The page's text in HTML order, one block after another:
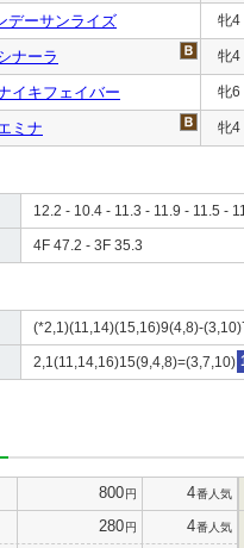
デーサンライズ 牝4
ナーラ 牝4
イキフェイバー 牝6
ミナ 牝4
12.2 - 10.4 - 11.3 - 11.9 - 11.5 -
4F 47.2 - 3F 35.3
(*2,1)(11,14)(15,16)9(4,8)-
2,1(11,14,16)15(9,4,8)=(3,7,10)
800円 4番人気
280円 4番人気